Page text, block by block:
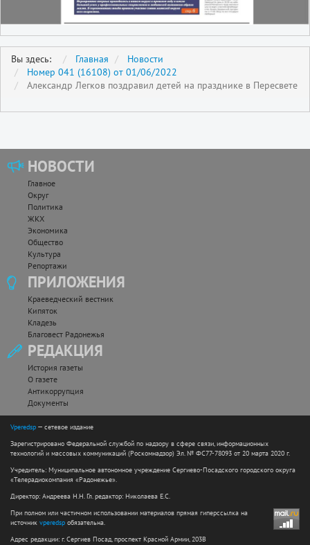
Вы здесь: Главная
Новости
Номер 041 (16108) от 01/06/2022
Александр Легков поздравил детей на празднике в Пересвете
НОВОСТИ
Главное
Округ
Политика
ЖКХ
Экономика
Общество
Культура
Репортажи
ПРИЛОЖЕНИЯ
Краеведческий вестник
Кипяток
Кладезь
Благовест Радонежья
РЕДАКЦИЯ
История газеты
О газете
Антикоррупция
Документы
Vperedsp — сетевое издание
Зарегистрировано Федеральной службой по надзору в сфере связи, информационных
технологий и массовых коммуникаций (Роскомнадзор) Эл. № ФС77-78093 от 20 марта 2020 г.
Учредитель: Муниципальное автономное учреждение Сергиево-Посадского городского округа
«Телерадиокомпания «Радонежье».
Директор: Андреева Н.Н. Гл. редактор: Николаева Е.С.
При полном или частичном использовании материалов прямая гиперссылка на
источник vperedsp обязательна.
Адрес редакции: г. Сергиев Посад, проспект Красной Армии, 203В